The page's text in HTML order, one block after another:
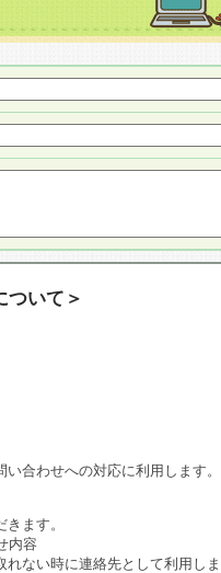
ついて＞
合わせへの対応に利用します。
ます。
内容
ない時に連絡先として利用しま